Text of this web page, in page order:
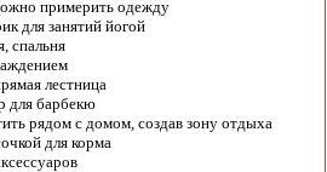
примерить одежду
для занятий йогой
спальня
лестница
для барбекю
рядом с домом, создав зону отдыха
для корма